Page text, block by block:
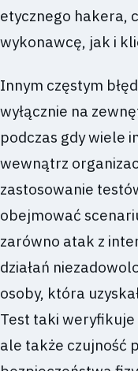
etycznego hakera,
wykonawcę, jak i
Innym częstym
wyłącznie na
podczas gdy wiele
wewnątrz
zastosowanie
obejmować
zarówno atak z
działań
osoby, która
Test taki
ale także czujność